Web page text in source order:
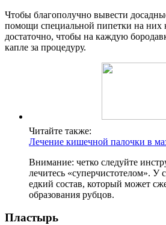
Чтобы благополучно вывести
помощи специальной пипетки на
достаточно, чтобы на каждую
капле за процедуру.
Читайте также:
Лечение кишечной палочки в
Внимание: четко следуйте
лечитесь «суперчистотелом». У
едкий состав, который может
образования рубцов.
Пластырь